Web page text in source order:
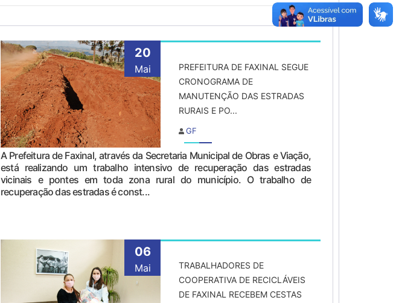
20
Mai
PREFEITURA DE FAXINAL SEGUE
CRONOGRAMA DE
MANUTENÇÃO DAS ESTRADAS
RURAIS E PO...
GF
A Prefeitura de Faxinal, através da Secretaria Municipal de Obras e Viação,
está realizando um trabalho intensivo de recuperação das estradas
vicinais e pontes em toda zona rural do município. O trabalho de
recuperação das estradas é const...
06
Mai
TRABALHADORES DE
COOPERATIVA DE RECICLÁVEIS
DE FAXINAL RECEBEM CESTAS